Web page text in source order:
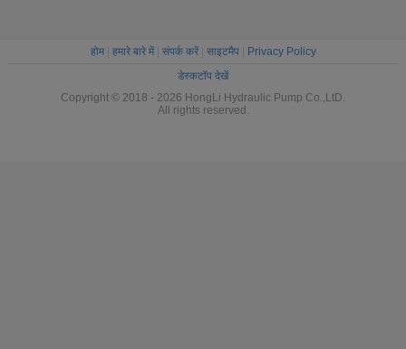
होम| हमारे बारे में| संपर्क करें| साइटमैप|
Privacy Policy
डेस्कटॉप देखें
Copyright © 2018 - 2026 HongLi Hydraulic Pump Co.,LtD.
All rights reserved.